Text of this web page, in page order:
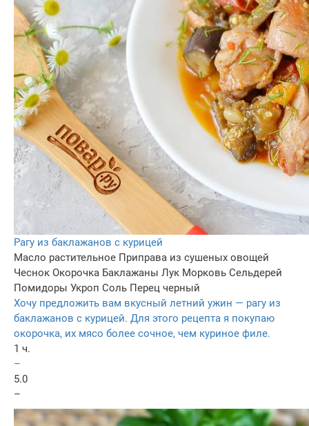
Рагу из баклажанов с курицей
Масло растительное Приправа из сушеных овощей
Чеснок Окорочка Баклажаны Лук Морковь Сельдерей
Помидоры Укроп Соль Перец черный
Хочу предложить вам вкусный летний ужин — рагу из
баклажанов с курицей. Для этого рецепта я покупаю
окорочка, их мясо более сочное, чем куриное филе.
1 ч.
–
5.0
–